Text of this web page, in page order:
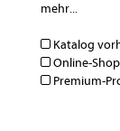
mehr...
Katalog
Online-
Premium-